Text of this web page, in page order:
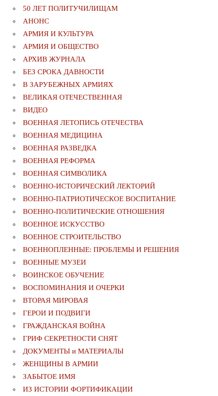
50 ЛЕТ ПОЛИТУЧИЛИЩАМ
АНОНС
АРМИЯ И КУЛЬТУРА
АРМИЯ И ОБЩЕСТВО
АРХИВ ЖУРНАЛА
БЕЗ СРОКА ДАВНОСТИ
В ЗАРУБЕЖНЫХ АРМИЯХ
ВЕЛИКАЯ ОТЕЧЕСТВЕННАЯ
ВИДЕО
ВОЕННАЯ ЛЕТОПИСЬ ОТЕЧЕСТВА
ВОЕННАЯ МЕДИЦИНА
ВОЕННАЯ РАЗВЕДКА
ВОЕННАЯ РЕФОРМА
ВОЕННАЯ СИМВОЛИКА
ВОЕННО-ИСТОРИЧЕСКИЙ ЛЕКТОРИЙ
ВОЕННО-ПАТРИОТИЧЕСКОЕ ВОСПИТАНИЕ
ВОЕННО-ПОЛИТИЧЕСКИE ОТНОШЕНИЯ
ВОЕННОЕ ИСКУССТВО
ВОЕННОЕ СТРОИТЕЛЬСТВО
ВОЕННОПЛЕННЫЕ: ПРОБЛЕМЫ И РЕШЕНИЯ
ВОЕННЫЕ МУЗЕИ
ВОИНСКОЕ ОБУЧЕНИЕ
ВОСПОМИНАНИЯ И ОЧЕРКИ
ВТОРАЯ МИРОВАЯ
ГЕРОИ И ПОДВИГИ
ГРАЖДАНСКАЯ ВОЙНА
ГРИФ СЕКРЕТНОСТИ СНЯТ
ДОКУМЕНТЫ и МАТЕРИАЛЫ
ЖЕНЩИНЫ В АРМИИ
ЗАБЫТОЕ ИМЯ
ИЗ ИСТОРИИ ФОРТИФИКАЦИИ